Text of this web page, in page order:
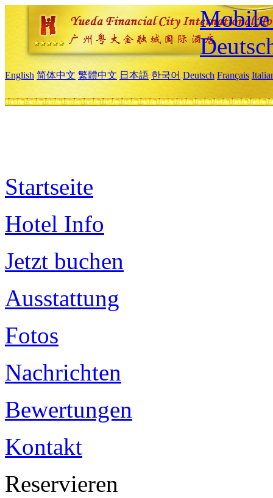
Mobile
English 简体中文 繁體中文 日本語 한국어 Deutsch Français
Startseite
Hotel Info
Jetzt buchen
Ausstattung
Fotos
Nachrichten
Bewertungen
Kontakt
Reservieren